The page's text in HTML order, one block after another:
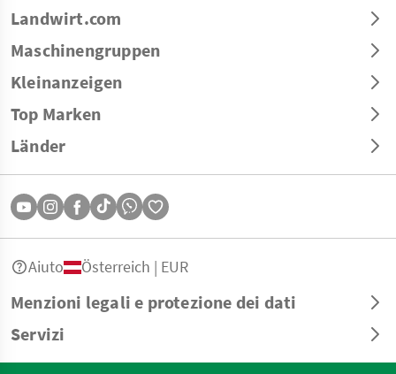
Landwirt.com
Maschinengruppen
Kleinanzeigen
Top Marken
Länder
Menzioni legali e protezione dei dati
Servizi
Aiuto Österreich | EUR